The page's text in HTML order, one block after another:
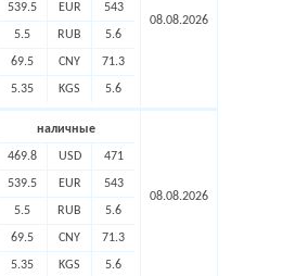
539.5 EUR 543
5.5 RUB 5.6
69.5 CNY 71.3
5.35 KGS 5.6
08.08.2026
наличные
469.8 USD 471
539.5 EUR 543
5.5 RUB 5.6
69.5 CNY 71.3
5.35 KGS 5.6
08.08.2026